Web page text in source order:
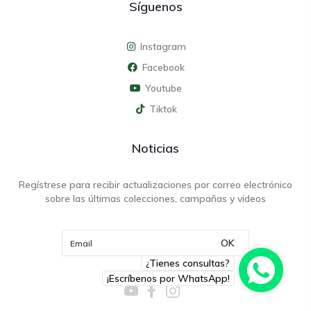
¿Tienes consultas?
¡Escríbenos por WhatsApp!
Síguenos
Instagram
Facebook
Youtube
Tiktok
Noticias
Regístrese para recibir actualizaciones por correo electrónico
sobre las últimas colecciones, campañas y videos
OK